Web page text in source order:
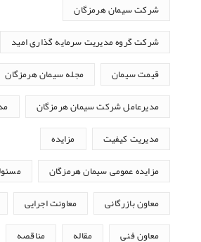
شرکت سیمان هرمزگان
شرکت گروه مدیریت سرمایه گذاری امید
قیمت سیمان مجله سیمان هرمزگان
مدیرعامل شرکت سیمان هرمزگان
مدیریت کیفیت مزایده
مزایده عمومی سیمان هرمزگان
معاون بازرگانی معاونت اجرایی
معاون فنی مقاله مناقصه